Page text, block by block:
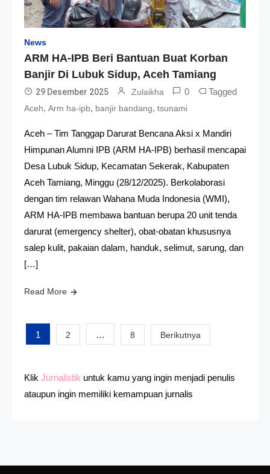
News
ARM HA-IPB Beri Bantuan Buat Korban
Banjir Di Lubuk Sidup, Aceh Tamiang
29 Desember 2025 Zulaikha 0 Tagged
Aceh, Arm ha-ipb, banjir bandang, tsunami
Aceh – Tim Tanggap Darurat Bencana Aksi x Mandiri
Himpunan Alumni IPB (ARM HA-IPB) berhasil mencapai
Desa Lubuk Sidup, Kecamatan Sekerak, Kabupaten
Aceh Tamiang, Minggu (28/12/2025). Berkolaborasi
dengan tim relawan Wahana Muda Indonesia (WMI),
ARM HA-IPB membawa bantuan berupa 20 unit tenda
darurat (emergency shelter), obat-obatan khususnya
salep kulit, pakaian dalam, handuk, selimut, sarung, dan
[…]
Read More
Paginasi
1 2 … 8 Berikutnya
Klik Jurnalistik untuk kamu yang ingin menjadi penulis
ataupun ingin memiliki kemampuan jurnalis